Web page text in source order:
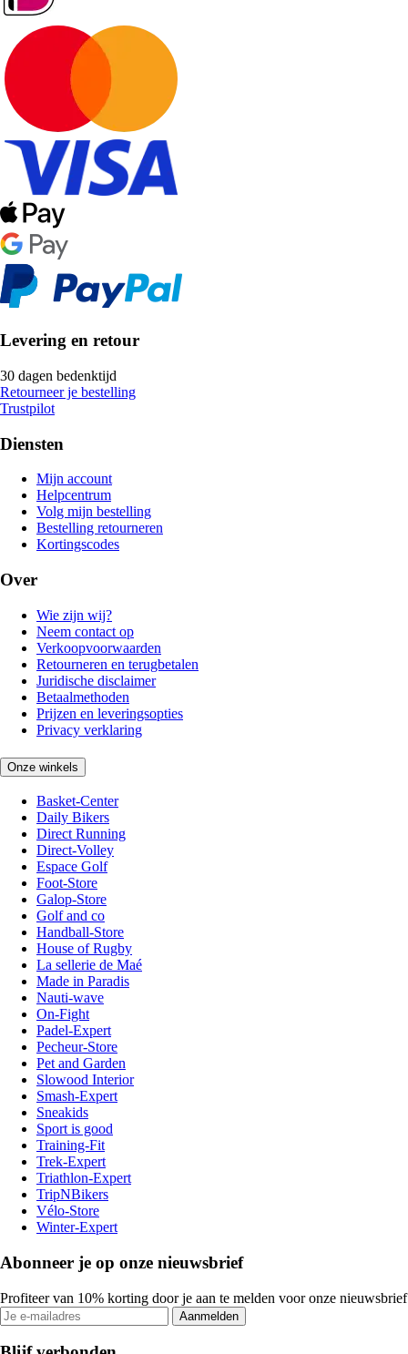
Levering en retour
30 dagen bedenktijd
Retourneer je bestelling
Trustpilot
Diensten
Mijn account
Helpcentrum
Volg mijn bestelling
Bestelling retourneren
Kortingscodes
Over
Wie zijn wij?
Neem contact op
Verkoopvoorwaarden
Retourneren en terugbetalen
Juridische disclaimer
Betaalmethoden
Prijzen en leveringsopties
Privacy verklaring
Onze winkels
Basket-Center
Daily Bikers
Direct Running
Direct-Volley
Espace Golf
Foot-Store
Galop-Store
Golf and co
Handball-Store
House of Rugby
La sellerie de Maé
Made in Paradis
Nauti-wave
On-Fight
Padel-Expert
Pecheur-Store
Pet and Garden
Slowood Interior
Smash-Expert
Sneakids
Sport is good
Training-Fit
Trek-Expert
Triathlon-Expert
TripNBikers
Vélo-Store
Winter-Expert
Abonneer je op onze nieuwsbrief
Profiteer van 10% korting door je aan te melden voor onze nieuwsbrief
Aanmelden